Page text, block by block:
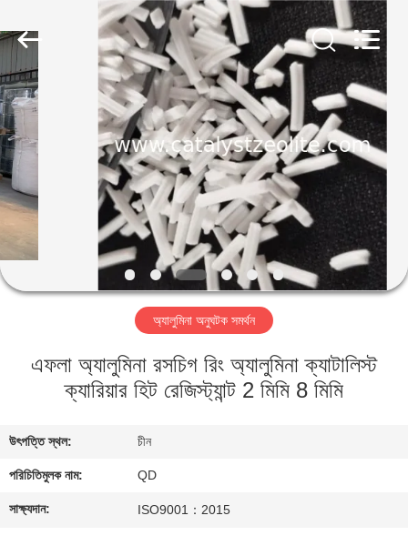
বাড়ি
পণ্য
আমাদের
সম্পর্কে
কারখানা
যোগাযোগ
করুন
CO.,LTD.
All
Rights
Reserved.
অ্যালুমিনা অনুঘটক সমর্থন
এফলা অ্যালুমিনা রসচিগ রিং অ্যালুমিনা ক্যাটালিস্ট
ক্যারিয়ার হিট রেজিস্ট্যান্ট 2 মিমি 8 মিমি
উৎপত্তি স্থল: চীন
পরিচিতিমুলক নাম: QD
সাক্ষ্যদান: ISO9001：2015